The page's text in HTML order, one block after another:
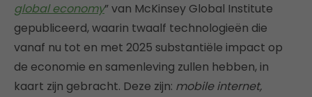
global economy” van McKinsey Global Institute
gepubliceerd, waarin twaalf technologieën die
vanaf nu tot en met 2025 substantiële impact op
de economie en samenleving zullen hebben, in
kaart zijn gebracht. Deze zijn: mobile internet,